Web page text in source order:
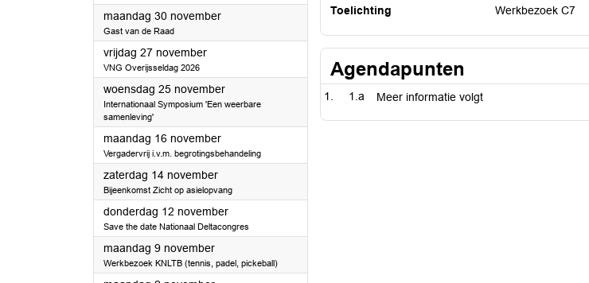
maandag 30 november2026
Gast van de Raad
vrijdag 27 november2026
VNG Overijsseldag 2026
woensdag 25 november2026
Internationaal Symposium 'Een weerbare
samenleving'
maandag 16 november2026
Vergadervrij i.v.m. begrotingsbehandeling
zaterdag 14 november2026
Bijeenkomst Zicht op asielopvang
donderdag 12 november2026
Save the date Nationaal Deltacongres
maandag 9 november2026
Werkbezoek KNLTB (tennis, padel, pickeball)
Toelichting
Werkbezoek C7
Agendapunten
1.a Meer informatie volgt